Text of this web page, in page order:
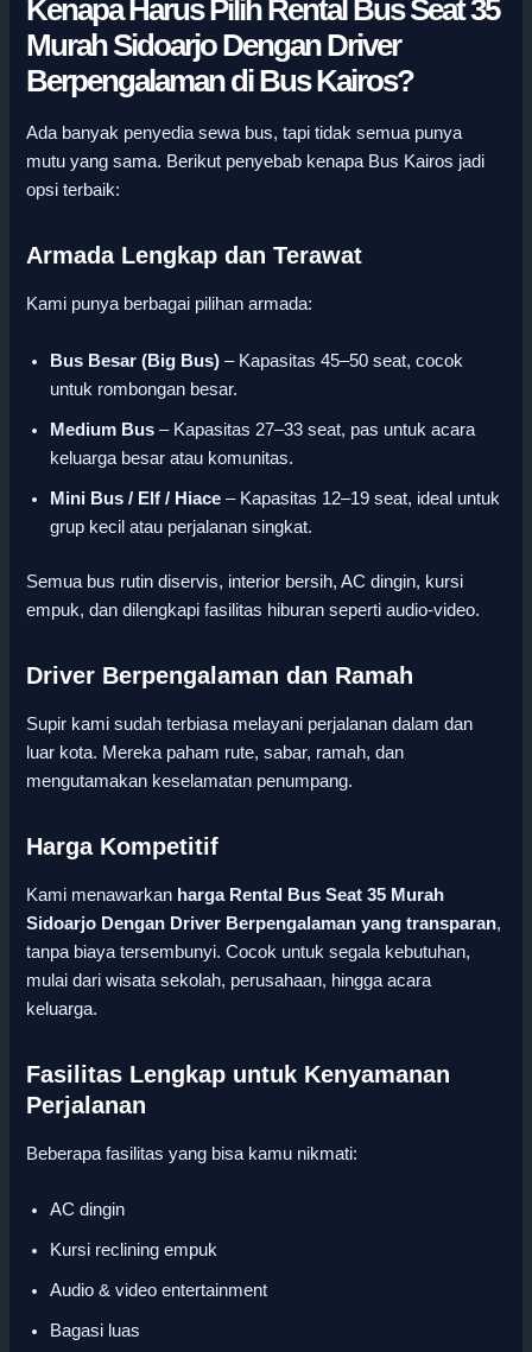
Kenapa Harus Pilih Rental Bus Seat 35
Murah Sidoarjo Dengan Driver
Berpengalaman di Bus Kairos?
Ada banyak penyedia sewa bus, tapi tidak semua punya
mutu yang sama. Berikut penyebab kenapa Bus Kairos jadi
opsi terbaik:
Armada Lengkap dan Terawat
Kami punya berbagai pilihan armada:
Bus Besar (Big Bus) – Kapasitas 45–50 seat, cocok
untuk rombongan besar.
Medium Bus – Kapasitas 27–33 seat, pas untuk acara
keluarga besar atau komunitas.
Mini Bus / Elf / Hiace – Kapasitas 12–19 seat, ideal untuk
grup kecil atau perjalanan singkat.
Semua bus rutin diservis, interior bersih, AC dingin, kursi
empuk, dan dilengkapi fasilitas hiburan seperti audio-video.
Driver Berpengalaman dan Ramah
Supir kami sudah terbiasa melayani perjalanan dalam dan
luar kota. Mereka paham rute, sabar, ramah, dan
mengutamakan keselamatan penumpang.
Harga Kompetitif
Kami menawarkan harga Rental Bus Seat 35 Murah
Sidoarjo Dengan Driver Berpengalaman yang transparan,
tanpa biaya tersembunyi. Cocok untuk segala kebutuhan,
mulai dari wisata sekolah, perusahaan, hingga acara
keluarga.
Fasilitas Lengkap untuk Kenyamanan
Perjalanan
Beberapa fasilitas yang bisa kamu nikmati:
AC dingin
Kursi reclining empuk
Audio & video entertainment
Bagasi luas